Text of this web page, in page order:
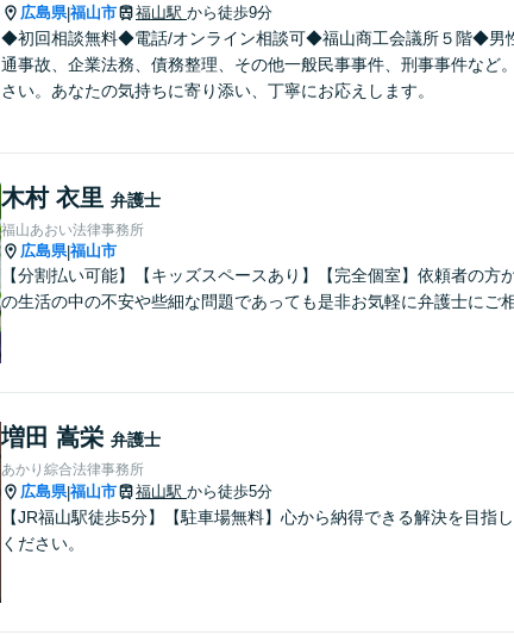
広島県|福山市 福山駅 から徒歩9分
◆初回相談無料◆電話/オンライン相談可◆福山商工会議所５階◆男
通事故、企業法務、債務整理、その他一般民事事件、刑事事件など
さい。あなたの気持ちに寄り添い、丁寧にお応えします。
木村 衣里 弁護士
福山あおい法律事務所
広島県|福山市
【分割払い可能】【キッズスペースあり】【完全個室】依頼者の方
の生活の中の不安や些細な問題であっても是非お気軽に弁護士にご
増田 嵩栄 弁護士
あかり綜合法律事務所
広島県|福山市 福山駅 から徒歩5分
【JR福山駅徒歩5分】【駐車場無料】心から納得できる解決を目指
ください。